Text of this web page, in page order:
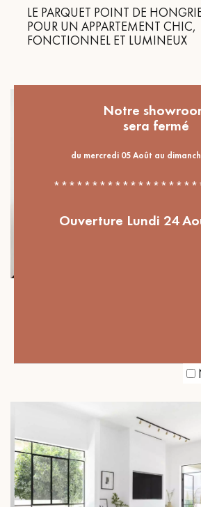
LE PARQUET POINT DE
POUR UN APPARTEMENT CHIC,
FONCTIONNEL ET LUMINEUX
Notre
sera fermé
du mercredi 05 Août au
Ouverture Lundi 24